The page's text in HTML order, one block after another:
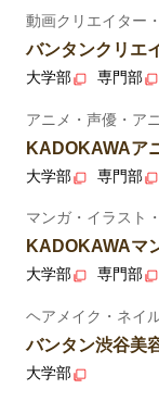
動画クリエイター
バンタンクリエ
大学部 専門部
アニメ・声優・ア
KADOKAWAア
大学部 専門部
マンガ・イラスト
KADOKAWAマ
大学部 専門部
ヘアメイク・ネイ
バンタン渋谷美
大学部